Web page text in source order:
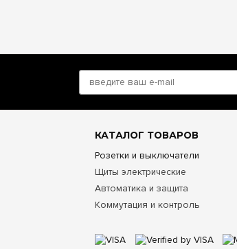
КАТАЛОГ ТОВАРОВ
Розетки и выключатели
Щиты электрические
Автоматика и защита
Коммутация и контроль